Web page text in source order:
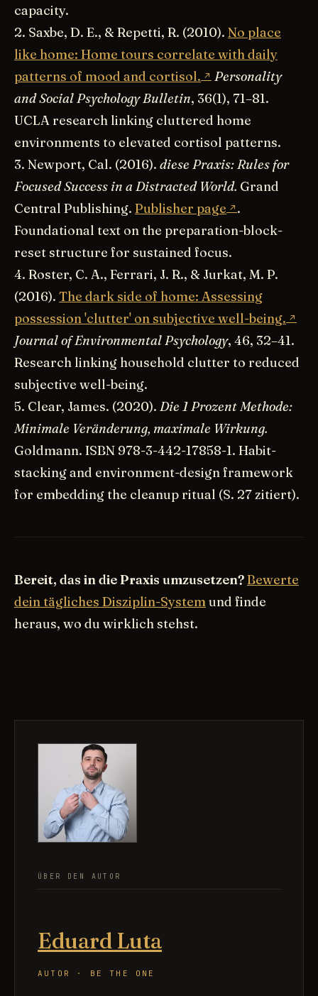
capacity.
2. Saxbe, D. E., & Repetti, R. (2010). No place
like home: Home tours correlate with daily
patterns of mood and cortisol.
Personality
and Social Psychology Bulletin, 36(1), 71–81.
UCLA research linking cluttered home
environments to elevated cortisol patterns.
3. Newport, Cal. (2016). diese Praxis: Rules for
Focused Success in a Distracted World. Grand
Central Publishing. Publisher page
.
Foundational text on the preparation-block-
reset structure for sustained focus.
4. Roster, C. A., Ferrari, J. R., & Jurkat, M. P.
(2016). The dark side of home: Assessing
possession 'clutter' on subjective well-being.
Journal of Environmental Psychology, 46, 32–41.
Research linking household clutter to reduced
subjective well-being.
5. Clear, James. (2020). Die 1 Prozent Methode:
Minimale Veränderung, maximale Wirkung.
Goldmann. ISBN 978-3-442-17858-1. Habit-
stacking and environment-design framework
for embedding the cleanup ritual (S. 27 zitiert).
Bereit, das in die Praxis umzusetzen?Bewerte
dein tägliches Disziplin-Systemund finde
heraus, wo du wirklich stehst.
ÜBER DEN AUTOR
Eduard Luta
AUTOR · BE THE ONE